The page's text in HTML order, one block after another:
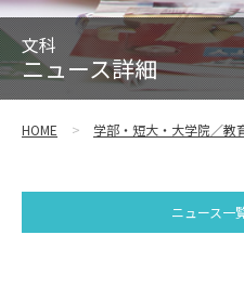
文科
ニュース詳細
HOME 学部・短大・大学院／教
ニュース一